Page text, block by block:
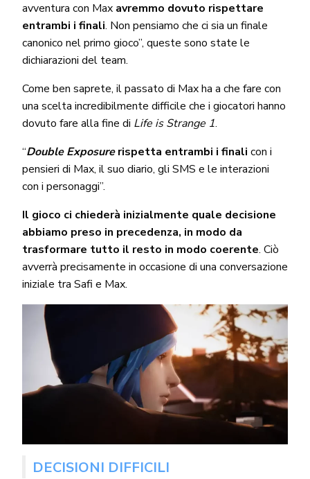
avventura con Max avremmo dovuto rispettare
entrambi i finali. Non pensiamo che ci sia un finale
canonico nel primo gioco”, queste sono state le
dichiarazioni del team.
Come ben saprete, il passato di Max ha a che fare con
una scelta incredibilmente difficile che i giocatori hanno
dovuto fare alla fine di Life is Strange 1.
“Double Exposurerispetta entrambi i finalicon i
pensieri di Max, il suo diario, gli SMS e le interazioni
con i personaggi”.
Il gioco ci chiederà inizialmente quale decisione
abbiamo preso in precedenza, in modo da
trasformare tutto il resto in modo coerente. Ciò
avverrà precisamente in occasione di una conversazione
iniziale tra Safi e Max.
DECISIONI DIFFICILI